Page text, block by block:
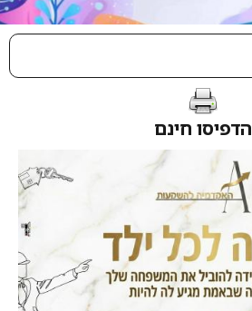
הדפיסו חינם